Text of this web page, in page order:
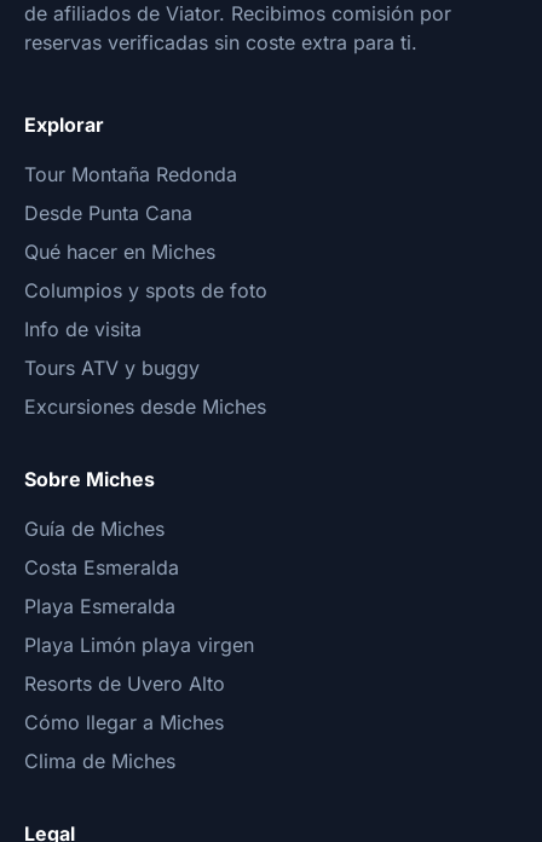
de afiliados de Viator. Recibimos comisión por
reservas verificadas sin coste extra para ti.
Explorar
Tour Montaña Redonda
Desde Punta Cana
Qué hacer en Miches
Columpios y spots de foto
Info de visita
Tours ATV y buggy
Excursiones desde Miches
Sobre Miches
Guía de Miches
Costa Esmeralda
Playa Esmeralda
Playa Limón playa virgen
Resorts de Uvero Alto
Cómo llegar a Miches
Clima de Miches
Legal